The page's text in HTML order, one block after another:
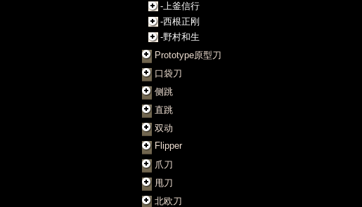
-上釜信行
-西根正刚
-野村和生
Prototype原型刀
口袋刀
侧跳
直跳
双动
Flipper
爪刀
甩刀
北欧刀